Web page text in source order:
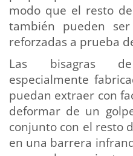
modo que el resto
también pueden
reforzadas a prueba
Las bisagras
especialmente
puedan extraer con
deformar de un
conjunto con el resto
en una barrera